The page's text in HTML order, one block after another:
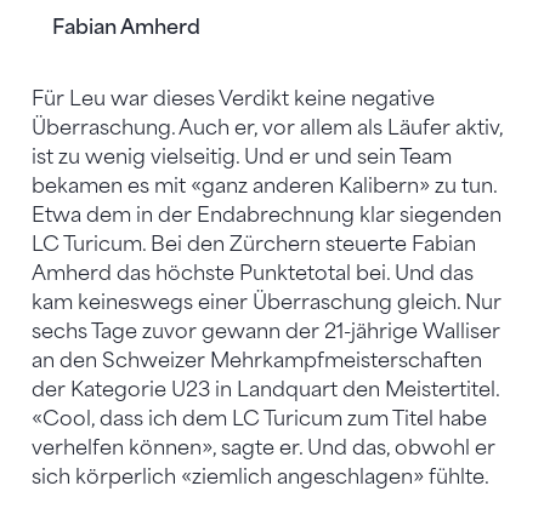
Fabian Amherd
Für Leu war dieses Verdikt keine negative
Überraschung. Auch er, vor allem als Läufer aktiv,
ist zu wenig vielseitig. Und er und sein Team
bekamen es mit «ganz anderen Kalibern» zu tun.
Etwa dem in der Endabrechnung klar siegenden
LC Turicum. Bei den Zürchern steuerte Fabian
Amherd das höchste Punktetotal bei. Und das
kam keineswegs einer Überraschung gleich. Nur
sechs Tage zuvor gewann der 21-jährige Walliser
an den Schweizer Mehrkampfmeisterschaften
der Kategorie U23 in Landquart den Meistertitel.
«Cool, dass ich dem LC Turicum zum Titel habe
verhelfen können», sagte er. Und das, obwohl er
sich körperlich «ziemlich angeschlagen» fühlte.